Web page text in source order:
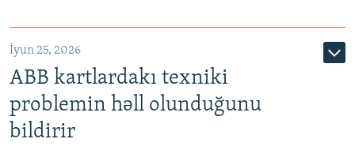
720p 1080p
İyun 25, 2026
ABB kartlardakı texniki
problemin həll olunduğunu
bildirir